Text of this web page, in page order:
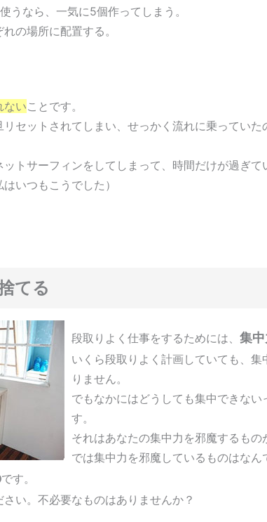
うなら、一気に5個作ってしまう。
の場所に配置する。
ないことです。
セットされてしまい、せっかく流れに乗っていた
トサーフィンをしてしまって、時間だけが過ぎて
いつもこうでした）
てる
段取りよく仕事をするためには、 集中
いくら段取りよく計画していても、
りません。
でもなかにはどうしても集中できない
す。
それはあなたの集中力を邪魔するもの
では集中力を邪魔しているものはなん
です。
い。不必要なものはありませんか？